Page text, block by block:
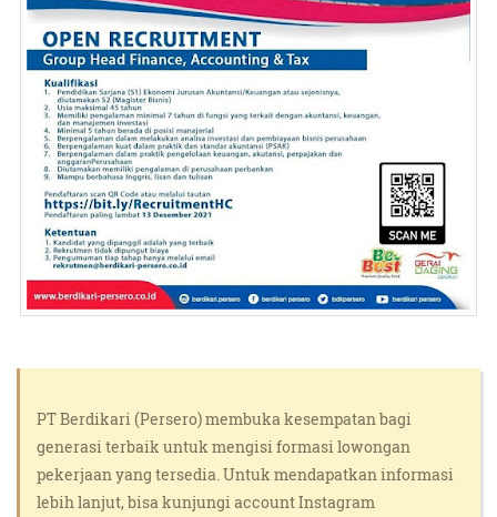
PT Berdikari (Persero) membuka kesempatan bagi
generasi terbaik untuk mengisi formasi lowongan
pekerjaan yang tersedia. Untuk mendapatkan informasi
lebih lanjut, bisa kunjungi account Instagram